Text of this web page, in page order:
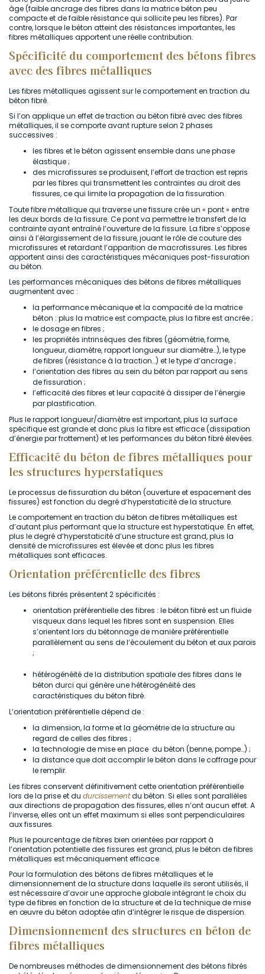
âge (faible ancrage des fibres dans la matrice béton peu
compacte et de faible résistance qui sollicite peu les fibres). Par
contre, lorsque le béton atteint des résistances importantes, les
fibres métalliques apportent une réelle contribution.
Spécificité du comportement des bétons fibres
avec des fibres métalliques
Les fibres métalliques agissent sur le comportement en traction du
béton fibré.
Si l’on applique un effet de traction au béton fibré avec des fibres
métalliques, il se comporte avant rupture selon 2 phases
successives :
les fibres et le béton agissent ensemble dans une phase
élastique ;
des microfissures se produisent, l’effort de traction est repris
par les fibres qui transmettent les contraintes au droit des
fissures, ce qui limite la propagation de la fissuration.
Toute fibre métallique qui traverse une fissure crée un « pont » entre
les deux bords de la fissure. Ce pont va permettre le transfert de la
contrainte ayant entraîné l’ouverture de la fissure. La fibre s’oppose
ainsi à l’élargissement de la fissure, jouant le rôle de couture des
microfissures et retardant l’apparition de macrofissures. Les fibres
apportent ainsi des caractéristiques mécaniques post-fissuration
au béton.
Les performances mécaniques des bétons de fibres métalliques
augmentent avec :
la performance mécanique et la compacité de la matrice
béton : plus la matrice est compacte, plus la fibre est ancrée ;
le dosage en fibres ;
les propriétés intrinsèques des fibres (géométrie, forme,
longueur, diamètre, rapport longueur sur diamètre…), le type
de fibres (résistance à la traction…) et le type d’ancrage ;
l’orientation des fibres au sein du béton par rapport au sens
de fissuration ;
l’efficacité des fibres et leur capacité à dissiper de l’énergie
par plastification.
Plus le rapport longueur/diamètre est important, plus la surface
spécifique est grande et donc plus la fibre est efficace (dissipation
d’énergie par frottement) et les performances du béton fibré élevées.
Efficacité du béton de fibres métalliques pour
les structures hyperstatiques
Le processus de fissuration du béton (ouverture et espacement des
fissures) est fonction du degré d’hyperstaticité de la structure.
Le comportement en traction du béton de fibres métalliques est
d’autant plus performant que la structure est hyperstatique. En effet,
plus le degré d’hyperstaticité d’une structure est grand, plus la
densité de microfissures est élevée et donc plus les fibres
métalliques sont efficaces.
Orientation préférentielle des fibres
Les bétons fibrés présentent 2 spécificités :
orientation préférentielle des fibres : le béton fibré est un fluide
visqueux dans lequel les fibres sont en suspension. Elles
s’orientent lors du bétonnage de manière préférentielle
parallèlement au sens de l’écoulement du béton et aux parois
;
hétérogénéité de la distribution spatiale des fibres dans le
béton durci qui génère une hétérogénéité des
caractéristiques du béton fibré.
L’orientation préférentielle dépend de :
la dimension, la forme et la géométrie de la structure au
regard de celles des fibres ;
la technologie de mise en place du béton (benne, pompe…) ;
la distance que doit accomplir le béton dans le coffrage pour
le remplir.
Les fibres conservent définitivement cette orientation préférentielle
lors de la prise et du durcissementdu béton. Si elles sont parallèles
aux directions de propagation des fissures, elles n’ont aucun effet. A
l’inverse, elles ont un effet maximum si elles sont perpendiculaires
aux fissures.
Plus le pourcentage de fibres bien orientées par rapport à
l’orientation potentielle des fissures est grand, plus le béton de fibres
métalliques est mécaniquement efficace.
Pour la formulation des bétons de fibres métalliques et le
dimensionnement de la structure dans laquelle ils seront utilisés, il
est nécessaire d’avoir une approche globale intégrant le choix du
type de fibres en fonction de la structure et de la technique de mise
en œuvre du béton adoptée afin d’intégrer le risque de dispersion.
Dimensionnement des structures en béton de
fibres métalliques
De nombreuses méthodes de dimensionnement des bétons fibrés